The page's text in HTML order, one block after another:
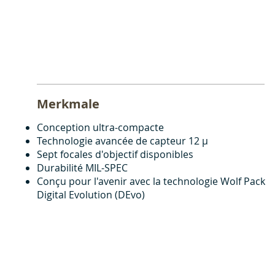
Merkmale
Conception ultra-compacte
Technologie avancée de capteur 12 μ
Sept focales d'objectif disponibles
Durabilité MIL-SPEC
Conçu pour l'avenir avec la technologie Wolf Pack
Digital Evolution (DEvo)